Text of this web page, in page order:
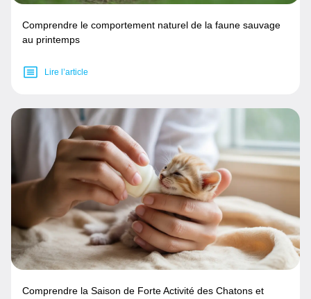
Comprendre le comportement naturel de la faune sauvage
au printemps
Lire l’article
Comprendre la Saison de Forte Activité des Chatons et